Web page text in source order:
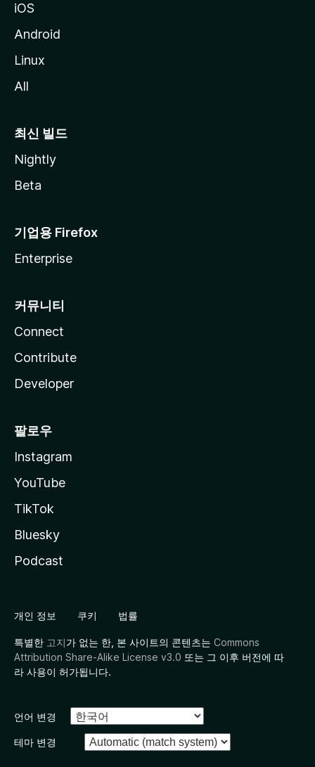
iOS
Android
Linux
All
최신 빌드
Nightly
Beta
기업용 Firefox
Enterprise
커뮤니티
Connect
Contribute
Developer
팔로우
Instagram
YouTube
TikTok
Bluesky
Podcast
개인 정보 쿠키 법률
특별한 고지가 없는 한, 본 사이트의 콘텐츠는 Commons
Attribution Share-Alike License v3.0 또는 그 이후 버전에 따
라 사용이 허가됩니다.
언어 변경
테마 변경